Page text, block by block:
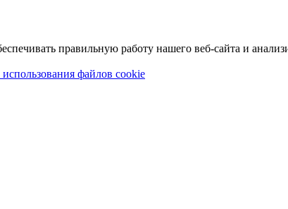
правильную работу нашего веб-сайта и
файлов cookie